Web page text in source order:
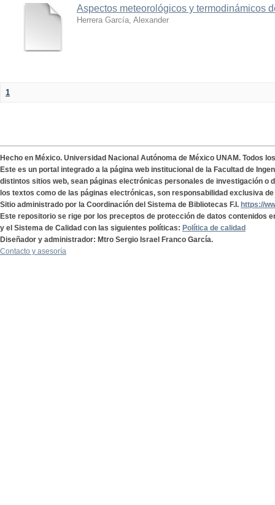
Aspectos meteorológicos y termodinámicos
Herrera García, Alexander
1
Hecho en México. Universidad Nacional Autónoma de México UNAM. Todos
Este es un portal integrado a la página web institucional de la Facultad de
distintos sitios web, sean páginas electrónicas personales de investigación o
los textos como de las páginas electrónicas, son responsabilidad exclusiva
Sitio administrado por la Coordinación del Sistema de Bibliotecas F.I. https://
Este repositorio se rige por los preceptos de protección de datos contenidos
y el Sistema de Calidad con las siguientes políticas: Política de calidad
Diseñador y administrador: Mtro Sergio Israel Franco García.
Contacto y asesoría